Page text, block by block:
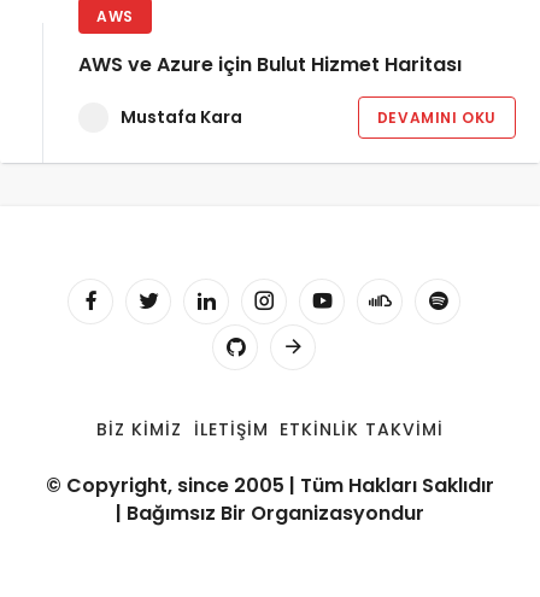
AWS
AWS ve Azure için Bulut Hizmet Haritası
Mustafa Kara DEVAMINI OKU
BIZ KIMIZ İLETIŞIM ETKINLIK TAKVIMI
© Copyright, since 2005 | Tüm Hakları Saklıdır
| Bağımsız Bir Organizasyondur